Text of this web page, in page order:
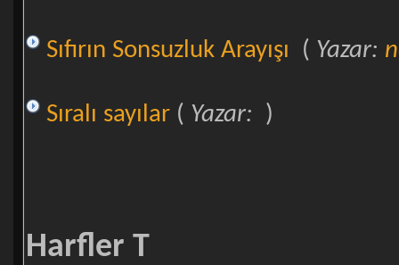
Sıfırın Sonsuzluk Arayışı ( Yazar:
Sıralı sayılar( Yazar: )
Harfler T